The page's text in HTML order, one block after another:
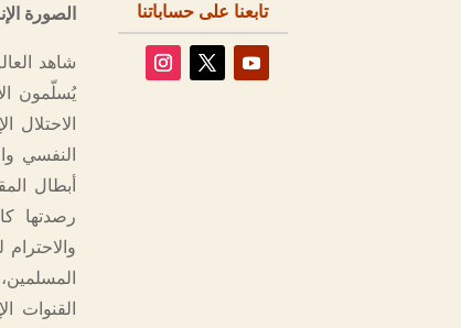
الصورة
شاهد
يُسلّمون
النفسي
أبطال
رصدتها
القنوات
تابعنا على حساباتنا